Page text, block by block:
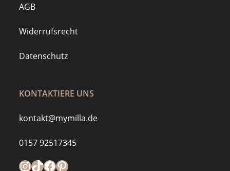
AGB
Widerrufsrecht
Datenschutz
KONTAKTIERE UNS
kontakt@mymilla.de
0157 92517345
Instagram
https://www.tiktok.com/@mymilla.de
Facebook
Pinterest